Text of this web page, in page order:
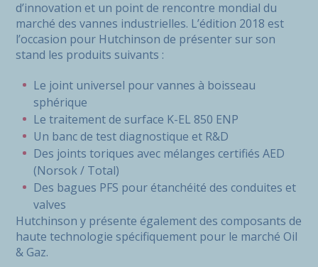
d’innovation et un point de rencontre mondial du
marché des vannes industrielles. L’édition 2018 est
l’occasion pour Hutchinson de présenter sur son
stand les produits suivants :
Le joint universel pour vannes à boisseau
sphérique
Le traitement de surface K-EL 850 ENP
Un banc de test diagnostique et R&D
Des joints toriques avec mélanges certifiés AED
(Norsok / Total)
Des bagues PFS pour étanchéité des conduites et
valves
Hutchinson y présente également des composants de
haute technologie spécifiquement pour le marché Oil
& Gaz.